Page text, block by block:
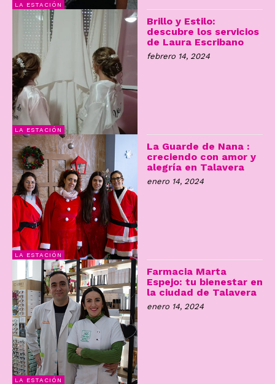
LA ESTACIÓN
LA ESTACIÓN
Brillo y Estilo:
descubre los servicios
de Laura Escribano
febrero 14, 2024
LA ESTACIÓN
La Guarde de Nana :
creciendo con amor y
alegría en Talavera
enero 14, 2024
LA ESTACIÓN
Farmacia Marta
Espejo: tu bienestar en
la ciudad de Talavera
enero 14, 2024